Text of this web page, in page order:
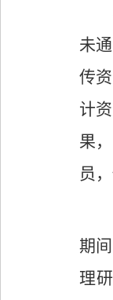
未
传
计
果
员
期
理